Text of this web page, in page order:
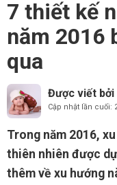
7 thiết kế
năm 2016
qua
Được viết bởi
Cập nhật lần cuối:
Trong năm 2016,
thiên nhiên được
thêm về xu hướng